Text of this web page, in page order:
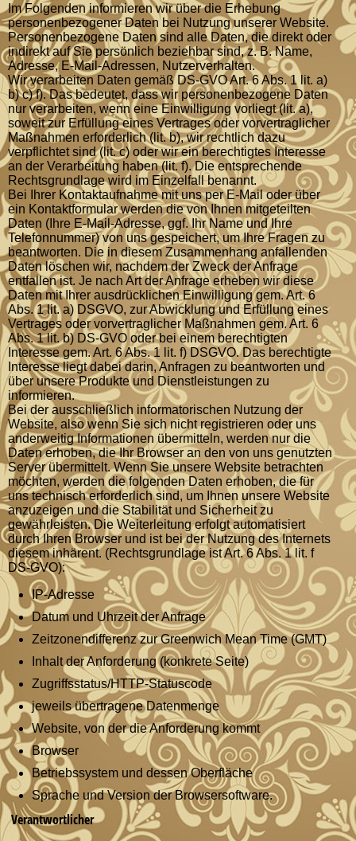
Im Folgenden informieren wir über die Erhebung
personenbezogener Daten bei Nutzung unserer Website.
Personenbezogene Daten sind alle Daten, die direkt oder
indirekt auf Sie persönlich beziehbar sind, z. B. Name,
Adresse, E-Mail-Adressen, Nutzerverhalten.
Wir verarbeiten Daten gemäß DS-GVO Art. 6 Abs. 1 lit. a)
b) c) f). Das bedeutet, dass wir personenbezogene Daten
nur verarbeiten, wenn eine Einwilligung vorliegt (lit. a),
soweit zur Erfüllung eines Vertrages oder vorvertraglicher
Maßnahmen erforderlich (lit. b), wir rechtlich dazu
verpflichtet sind (lit. c) oder wir ein berechtigtes Interesse
an der Verarbeitung haben (lit. f). Die entsprechende
Rechtsgrundlage wird im Einzelfall benannt.
Bei Ihrer Kontaktaufnahme mit uns per E-Mail oder über
ein Kontaktformular werden die von Ihnen mitgeteilten
Daten (Ihre E-Mail-Adresse, ggf. Ihr Name und Ihre
Telefonnummer) von uns gespeichert, um Ihre Fragen zu
beantworten. Die in diesem Zusammenhang anfallenden
Daten löschen wir, nachdem der Zweck der Anfrage
entfallen ist. Je nach Art der Anfrage erheben wir diese
Daten mit Ihrer ausdrücklichen Einwilligung gem. Art. 6
Abs. 1 lit. a) DSGVO, zur Abwicklung und Erfüllung eines
Vertrages oder vorvertraglicher Maßnahmen gem. Art. 6
Abs. 1 lit. b) DS-GVO oder bei einem berechtigten
Interesse gem. Art. 6 Abs. 1 lit. f) DSGVO. Das berechtigte
Interesse liegt dabei darin, Anfragen zu beantworten und
über unsere Produkte und Dienstleistungen zu
informieren.
Bei der ausschließlich informatorischen Nutzung der
Website, also wenn Sie sich nicht registrieren oder uns
anderweitig Informationen übermitteln, werden nur die
Daten erhoben, die Ihr Browser an den von uns genutzten
Server übermittelt. Wenn Sie unsere Website betrachten
möchten, werden die folgenden Daten erhoben, die für
uns technisch erforderlich sind, um Ihnen unsere Website
anzuzeigen und die Stabilität und Sicherheit zu
gewährleisten. Die Weiterleitung erfolgt automatisiert
durch Ihren Browser und ist bei der Nutzung des Internets
diesem inhärent. (Rechtsgrundlage ist Art. 6 Abs. 1 lit. f
DS-GVO):
IP-Adresse
Datum und Uhrzeit der Anfrage
Zeitzonendifferenz zur Greenwich Mean Time (GMT)
Inhalt der Anforderung (konkrete Seite)
Zugriffsstatus/HTTP-Statuscode
jeweils übertragene Datenmenge
Website, von der die Anforderung kommt
Browser
Betriebssystem und dessen Oberfläche
Sprache und Version der Browsersoftware.
Verantwortlicher